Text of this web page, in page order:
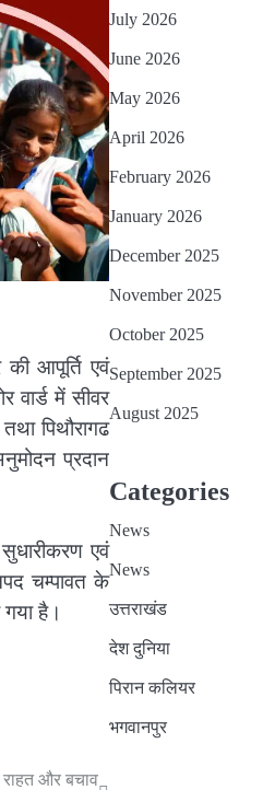
की आपूर्ति एवं
वार्ड में सीवर
पिथौरागढ
प्रदान
सुधारीकरण एवं
चम्पावत के
है।
राहत और बचाव
July 2026
June 2026
May 2026
April 2026
February 2026
January 2026
December 2025
November 2025
October 2025
September 2025
August 2025
Categories
News
News
उत्तराखंड
देश दुनिया
पिरान कलियर
भगवानपुर